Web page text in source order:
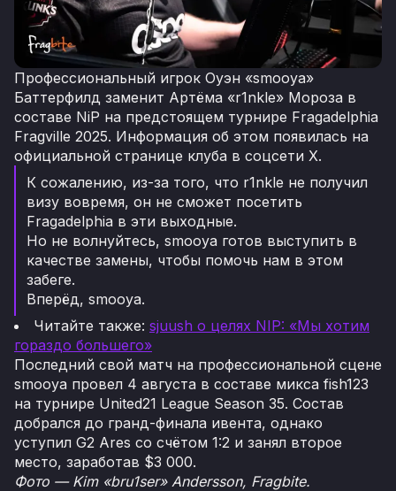
Профессиональный игрок Оуэн «smooya»
Баттерфилд заменит Артёма «r1nkle» Мороза в
составе NiP на предстоящем турнире Fragadelphia
Fragville 2025. Информация об этом появилась на
официальной странице клуба в соцсети X.
К сожалению, из-за того, что r1nkle не получил
визу вовремя, он не сможет посетить
Fragadelphia в эти выходные.
Но не волнуйтесь, smooya готов выступить в
качестве замены, чтобы помочь нам в этом
забеге.
Вперёд, smooya.
Читайте также: sjuush о целях NIP: «Мы хотим
гораздо большего»
Последний свой матч на профессиональной сцене
smooya провел 4 августа в составе микса fish123
на турнире United21 League Season 35. Состав
добрался до гранд-финала ивента, однако
уступил G2 Ares со счётом 1:2 и занял второе
место, заработав $3 000.
Фото — Kim «bru1ser» Andersson, Fragbite.